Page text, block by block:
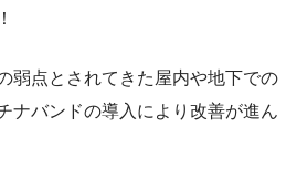
弱点とされてきた屋内や地下での
ナバンドの導入により改善が進ん